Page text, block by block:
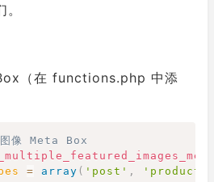
（在 functions.php 中添
像 Meta Box
= array ( 'post' , 'product'